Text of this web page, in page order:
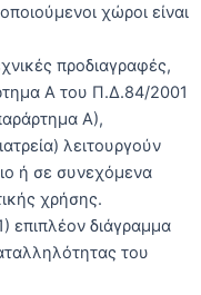
χώροι είναι
προδιαγραφές,
Α του Π.Δ.84/2001
Α),
λειτουργούν
ή σε συνεχόμενα
χρήσης.
επιπλέον διάγραμμα
του